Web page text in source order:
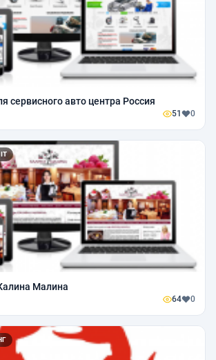
сервисного авто центра Россия
51 0
Малина
64 0